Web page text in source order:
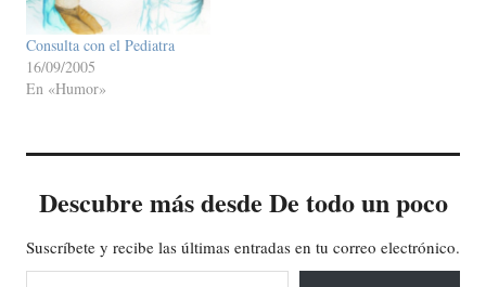
Consulta con el Pediatra
16/09/2005
En «Humor»
Descubre más desde De todo un poco
Suscríbete y recibe las últimas entradas en tu correo electrónico.
Escribe tu correo electrónico…